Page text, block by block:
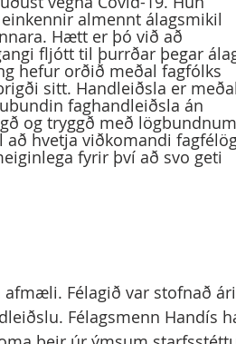
almennt álagsmikil
Hætt er þó við að
fljótt til þurrðar þegar
hefur orðið meðal fagfólks
sitt. Handleiðsla er meðal
faghandleiðsla án
og tryggð með lögbundnum
hvetja viðkomandi
fyrir því að svo geti
afmæli. Félagið var stofnað
Félagsmenn Handís